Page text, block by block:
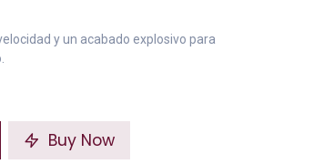
y un acabado explosivo para
Buy Now